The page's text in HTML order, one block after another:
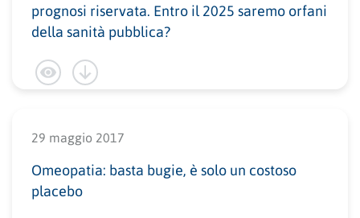
prognosi riservata. Entro il 2025 saremo orfani
della sanità pubblica?
29 maggio 2017
Omeopatia: basta bugie, è solo un costoso
placebo